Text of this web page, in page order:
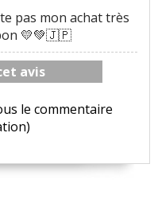
pas mon achat très
💛💚🇯🇵
avis
le commentaire